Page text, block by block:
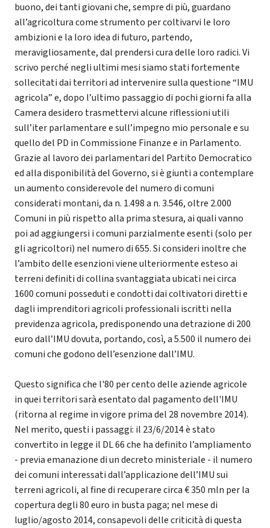
buono, dei tanti giovani che, sempre di più, guardano
all’agricoltura come strumento per coltivarvi le loro
ambizioni e la loro idea di futuro, partendo,
meravigliosamente, dal prendersi cura delle loro radici. Vi
scrivo perché negli ultimi mesi siamo stati fortemente
sollecitati dai territori ad intervenire sulla questione “IMU
agricola” e, dopo l’ultimo passaggio di pochi giorni fa alla
Camera desidero trasmettervi alcune riflessioni utili
sull’iter parlamentare e sull’impegno mio personale e su
quello del PD in Commissione Finanze e in Parlamento.
Grazie al lavoro dei parlamentari del Partito Democratico
ed alla disponibilità del Governo, si è giunti a contemplare
un aumento considerevole del numero di comuni
considerati montani, da n. 1.498 a n. 3.546, oltre 2.000
Comuni in più rispetto alla prima stesura, ai quali vanno
poi ad aggiungersi i comuni parzialmente esenti (solo per
gli agricoltori) nel numero di 655. Si consideri inoltre che
l’ambito delle esenzioni viene ulteriormente esteso ai
terreni definiti di collina svantaggiata ubicati nei circa
1600 comuni posseduti e condotti dai coltivatori diretti e
dagli imprenditori agricoli professionali iscritti nella
previdenza agricola, predisponendo una detrazione di 200
euro dall’IMU dovuta, portando, così, a 5.500 il numero dei
comuni che godono dell’esenzione dall’IMU.
Questo significa che l'80 per cento delle aziende agricole
in quei territori sarà esentato dal pagamento dell'IMU
(ritorna al regime in vigore prima del 28 novembre 2014).
Nel merito, questi i passaggi: il 23/6/2014 è stato
convertito in legge il DL 66 che ha definito l’ampliamento
- previa emanazione di un decreto ministeriale - il numero
dei comuni interessati dall’applicazione dell’IMU sui
terreni agricoli, al fine di recuperare circa € 350 mln per la
copertura degli 80 euro in busta paga; nel mese di
luglio/agosto 2014, consapevoli delle criticità di questa